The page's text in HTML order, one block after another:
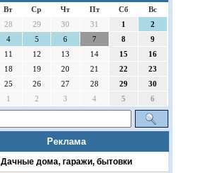
Вт Ср Чт Пт Сб
Вс
28 29 30 31 1
2
4 5 6 7 8
9
11 12 13 14 15
16
18 19 20 21 22
23
25 26 27 28 29
30
1 2 3 4 5 6
Реклама
Дачные дома, гаражи, бытовки